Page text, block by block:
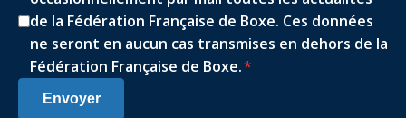
de la Fédération Française de Boxe. Ces données
ne seront en aucun cas transmises en dehors de la
Fédération Française de Boxe.*
Envoyer